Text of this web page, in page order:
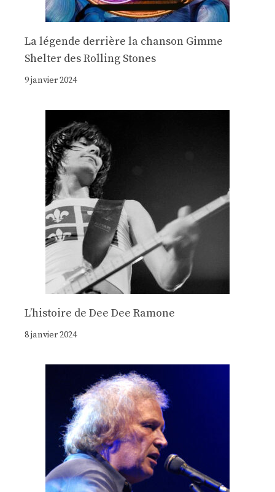
La légende derrière la chanson Gimme
Shelter des Rolling Stones
9 janvier 2024
Lʼhistoire de Dee Dee Ramone
8 janvier 2024